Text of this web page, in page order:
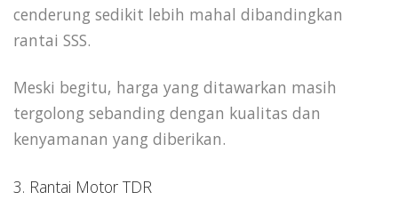
cenderung sedikit lebih mahal dibandingkan
rantai SSS.
Meski begitu, harga yang ditawarkan masih
tergolong sebanding dengan kualitas dan
kenyamanan yang diberikan.
3. Rantai Motor TDR